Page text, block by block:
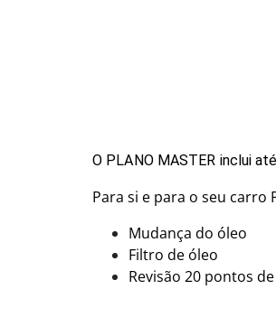
O PLANO MASTER inclui
Para si e para o seu carro
Mudança do óleo
Filtro de óleo
Revisão 20 pontos